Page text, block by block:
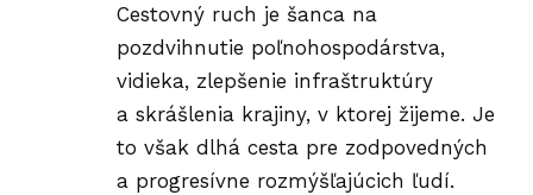
Cestovný ruch je šanca na
pozdvihnutie poľnohospodárstva,
vidieka, zlepšenie infraštruktúry
a skrášlenia krajiny, v ktorej žijeme. Je
to však dlhá cesta pre zodpovedných
a progresívne rozmýšľajúcich ľudí.